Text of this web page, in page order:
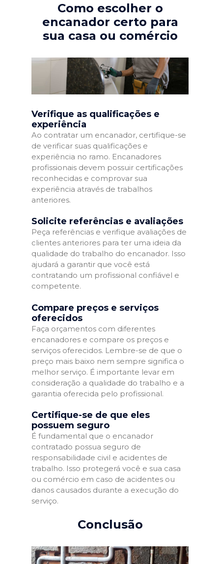
Como escolher o
encanador certo para
sua casa ou comércio
Verifique as qualificações e
experiência
Ao contratar um encanador, certifique-se
de verificar suas qualificações e
experiência no ramo. Encanadores
profissionais devem possuir certificações
reconhecidas e comprovar sua
experiência através de trabalhos
anteriores.
Solicite referências e avaliações
Peça referências e verifique avaliações de
clientes anteriores para ter uma ideia da
qualidade do trabalho do encanador. Isso
ajudará a garantir que você está
contratando um profissional confiável e
competente.
Compare preços e serviços
oferecidos
Faça orçamentos com diferentes
encanadores e compare os preços e
serviços oferecidos. Lembre-se de que o
preço mais baixo nem sempre significa o
melhor serviço. É importante levar em
consideração a qualidade do trabalho e a
garantia oferecida pelo profissional.
Certifique-se de que eles
possuem seguro
É fundamental que o encanador
contratado possua seguro de
responsabilidade civil e acidentes de
trabalho. Isso protegerá você e sua casa
ou comércio em caso de acidentes ou
danos causados durante a execução do
serviço.
Conclusão